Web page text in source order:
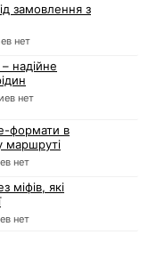
замовлення з
нет
надійне
нет
формати в
маршруті
нет
міфів, які
нет